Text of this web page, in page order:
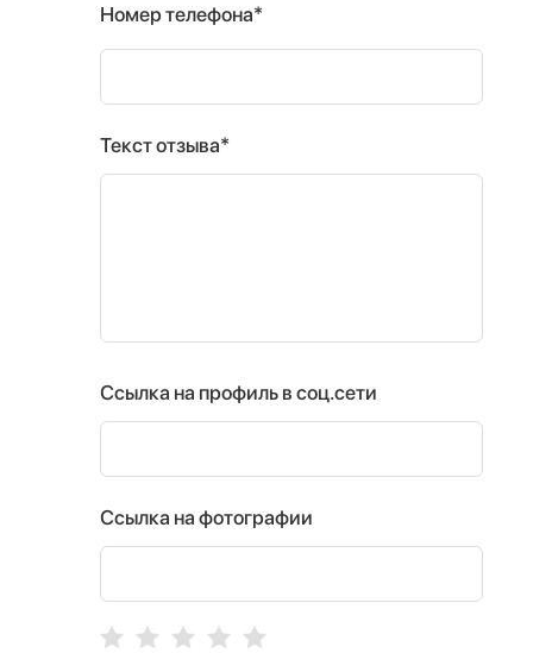
Номер телефона*
Текст отзыва*
Ссылка на профиль в соц.сети
Ссылка на фотографии